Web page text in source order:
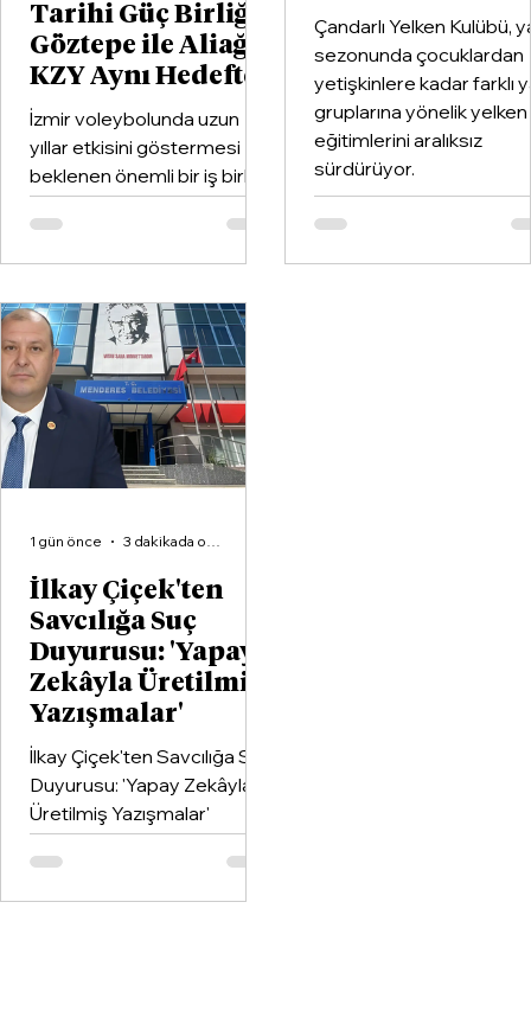
Tarihi Güç Birliği:
Göztepe ile Aliağa
KZY Aynı Hedefte
İzmir voleybolunda uzun
yıllar etkisini göstermesi
beklenen önemli bir iş birliği
hayata geçirildi. Kentin köklü
kulüplerinden Göztepe
Spor Kulübü ile İzmir'in en
organizasyonlarından
Aliağa KZY Spor Kulübü,
voleybol branşında güçlerini
birleştiren kapsamlı bir iş
birliği protokolüne imza attı.
Çandarlı Yelken Kulübü,
sezonunda çocuklardan
yetişkinlere kadar farklı
gruplarına yönelik yelken
eğitimlerini aralıksız
sürdürüyor.
İlkay Çiçek'ten
Savcılığa Suç
Duyurusu: 'Yapay
Zekâyla Üretilmiş
Yazışmalar'
İlkay Çiçek'ten Savcılığa Suç
Duyurusu: 'Yapay Zekâyla
Üretilmiş Yazışmalar'
1 gün önce 3 dakikada okunur